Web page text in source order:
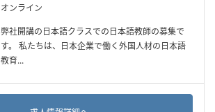
オンライン
弊社開講の日本語クラスでの日本語教師の募集で
す。 私たちは、日本企業で働く外国人材の日本語
教育...